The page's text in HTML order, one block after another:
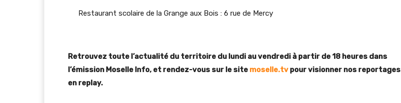
Restaurant scolaire de la Grange aux Bois : 6 rue de Mercy
Retrouvez toute l’actualité du territoire du lundi au vendredi à partir de 18 heures dans
l’émission Moselle Info, et rendez-vous sur le site moselle.tv pour visionner nos reportages
en replay.